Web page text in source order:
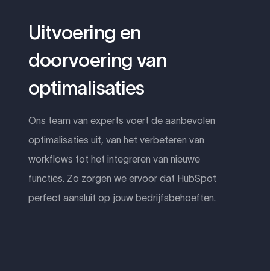
Uitvoering en
doorvoering van
optimalisaties
Ons team van experts voert de aanbevolen
optimalisaties uit, van het verbeteren van
workflows tot het integreren van nieuwe
functies. Zo zorgen we ervoor dat HubSpot
perfect aansluit op jouw bedrijfsbehoeften.